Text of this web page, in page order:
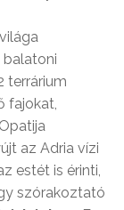
terrárium
fajokat,
az Adria vízi
estét is érinti,
szórakoztató